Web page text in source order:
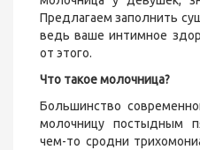
Предлагаем заполнить
ведь ваше интимное
от этого.
Что такое молочница?
Большинство
молочницу постыдным
чем-то сродни